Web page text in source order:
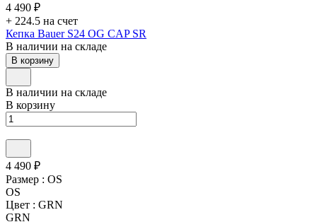
4 490 ₽
+ 224.5 на счет
Кепка Bauer S24 OG CAP SR
В наличии на складе
В корзину
В наличии на складе
В корзину
4 490 ₽
Размер : OS
OS
Цвет : GRN
GRN